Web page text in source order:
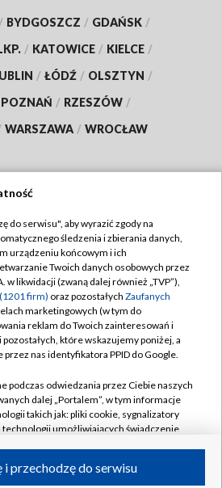
/ BYDGOSZCZ / GDAŃSK /
/ KATOWICE / KIELCE /
/ ŁÓDŹ / OLSZTYN /
POZNAŃ / RZESZÓW /
WARSZAWA / WROCŁAW
TVP
Cyfrowa
Regulamin TVP
prywatności
Moje zgody
Pomoc
Kontakt
Kanały
do serwisu", aby wyrazić zgody na
śledzenia i zbierania danych,
urządzeniu końcowym i ich
Twoich danych osobowych przez
w likwidacji (zwaną dalej również „TVP”),
firm) oraz pozostałych Zaufanych
marketingowych (w tym do
reklam do Twoich zainteresowań i
które wskazujemy poniżej, a
nas identyfikatora PPID do Google.
podczas odwiedzania przez Ciebie naszych
dalej „Portalem”, w tym informacje
takich jak: pliki cookie, sygnalizatory
umożliwiających świadczenie
przechodzę do serwisu